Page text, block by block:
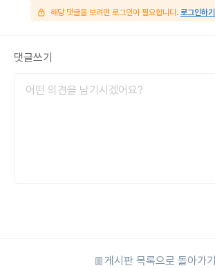
해당 댓글을 보려면 로그인이 필요합니다. 로그인하기
댓글쓰기
게시판 목록으로 돌아가기